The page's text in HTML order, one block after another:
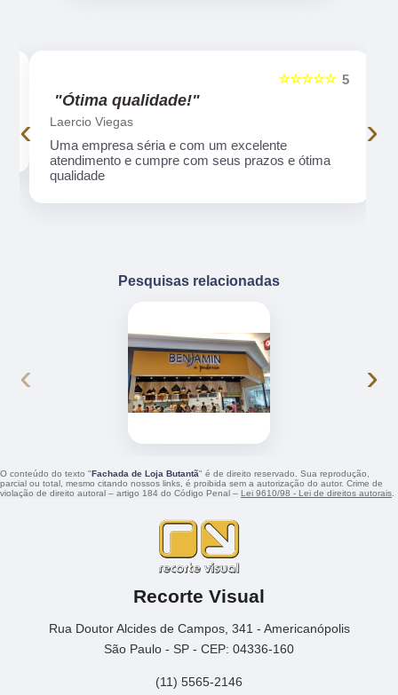
5
☆☆☆☆☆
"Ótima qualidade!"
Laercio Viegas
Uma empresa séria e com um excelente
atendimento e cumpre com seus prazos e ótima
qualidade
‹ ›
Pesquisas relacionadas
‹ ›
O conteúdo do texto "Fachada de Loja Butantã" é de direito reservado. Sua reprodução,
parcial ou total, mesmo citando nossos links, é proibida sem a autorização do autor. Crime de
violação de direito autoral – artigo 184 do Código Penal – Lei 9610/98 - Lei de direitos autorais.
Recorte Visual
Rua Doutor Alcides de Campos, 341 - Americanópolis
São Paulo - SP - CEP: 04336-160
(11) 5565-2146